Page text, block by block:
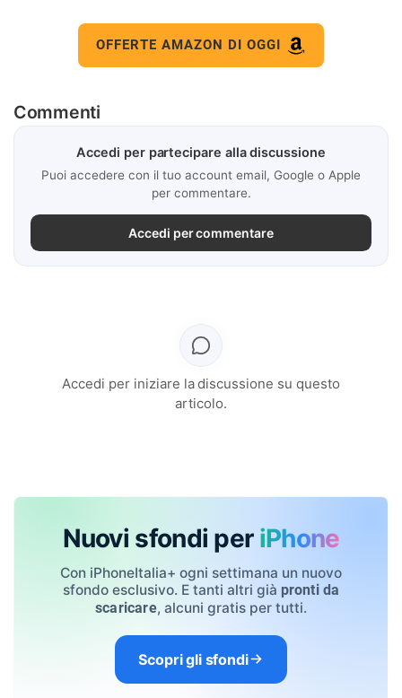
OFFERTE AMAZON DI OGGI
Commenti
Accedi per partecipare alla discussione
Puoi accedere con il tuo account email, Google o Apple
per commentare.
Accedi per commentare
Accedi per iniziare la discussione su questo
articolo.
Nuovi sfondi per iPhone
Con iPhoneItalia+ ogni settimana un nuovo
sfondo esclusivo. E tanti altri già pronti da
scaricare, alcuni gratis per tutti.
Scopri gli sfondi